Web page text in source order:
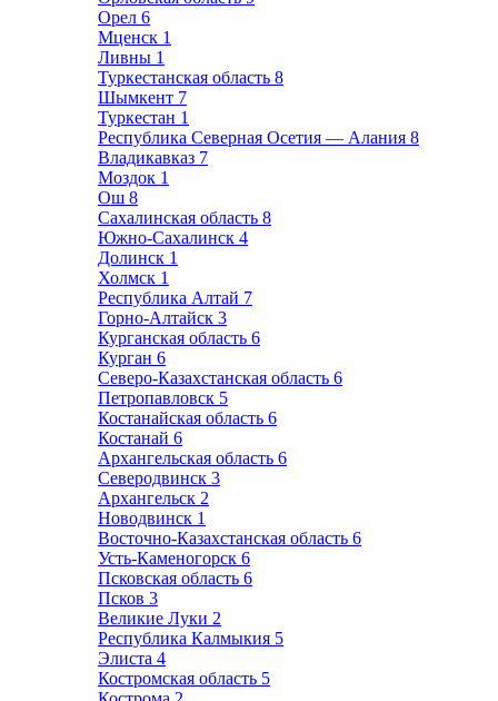
Орел 6
Мценск 1
Ливны 1
Туркестанская область 8
Шымкент 7
Туркестан 1
Республика Северная Осетия — Алания 8
Владикавказ 7
Моздок 1
Ош 8
Сахалинская область 8
Южно-Сахалинск 4
Долинск 1
Холмск 1
Республика Алтай 7
Горно-Алтайск 3
Курганская область 6
Курган 6
Северо-Казахстанская область 6
Петропавловск 5
Костанайская область 6
Костанай 6
Архангельская область 6
Северодвинск 3
Архангельск 2
Новодвинск 1
Восточно-Казахстанская область 6
Усть-Каменогорск 6
Псковская область 6
Псков 3
Великие Луки 2
Республика Калмыкия 5
Элиста 4
Костромская область 5